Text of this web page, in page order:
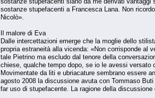
sostanze stupefacenti a Francesca Lana. Non
Nicolò».
Il malore di Eva
Dalle intercettazioni emerge che la moglie dello
propria estraneità alla vicenda: «Non corrispon­de al
tale Pietrino ma escludo dal tenore della
chiese, qual­che tempo dopo, se io le avessi versato
Movimentate da liti e ubria­cature sembrano essere
agosto 2008 la discussione avuta con Tommaso
far uso di stupefacente. La ragione della